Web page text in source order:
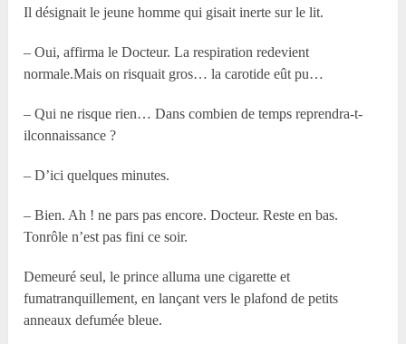
Il désignait le jeune homme qui gisait inerte sur le lit.
– Oui, affirma le Docteur. La respiration redevient
normale.Mais on risquait gros… la carotide eût pu…
– Qui ne risque rien… Dans combien de temps reprendra-t-
ilconnaissance ?
– D’ici quelques minutes.
– Bien. Ah ! ne pars pas encore. Docteur. Reste en bas.
Tonrôle n’est pas fini ce soir.
Demeuré seul, le prince alluma une cigarette et
fumatranquillement, en lançant vers le plafond de petits
anneaux defumée bleue.